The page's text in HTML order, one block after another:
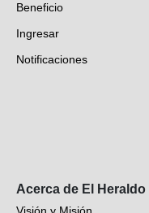
Fotogalerías
Deportes
Videos
Beneficio
Ingresar
Notificaciones
Acerca de El Heraldo